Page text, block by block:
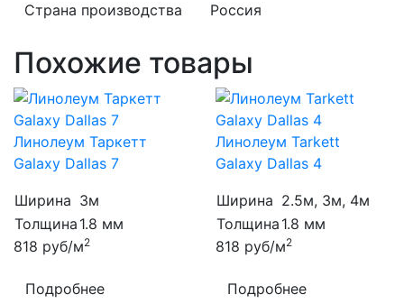
Страна производства Россия
Похожие товары
Линолеум Таркетт
Galaxy Dallas 7
Ширина 3м
Толщина 1.8 мм
818 руб/м2
Подробнее
Линолеум Tarkett
Galaxy Dallas 4
Ширина 2.5м, 3м, 4м
Толщина 1.8 мм
818 руб/м2
Подробнее